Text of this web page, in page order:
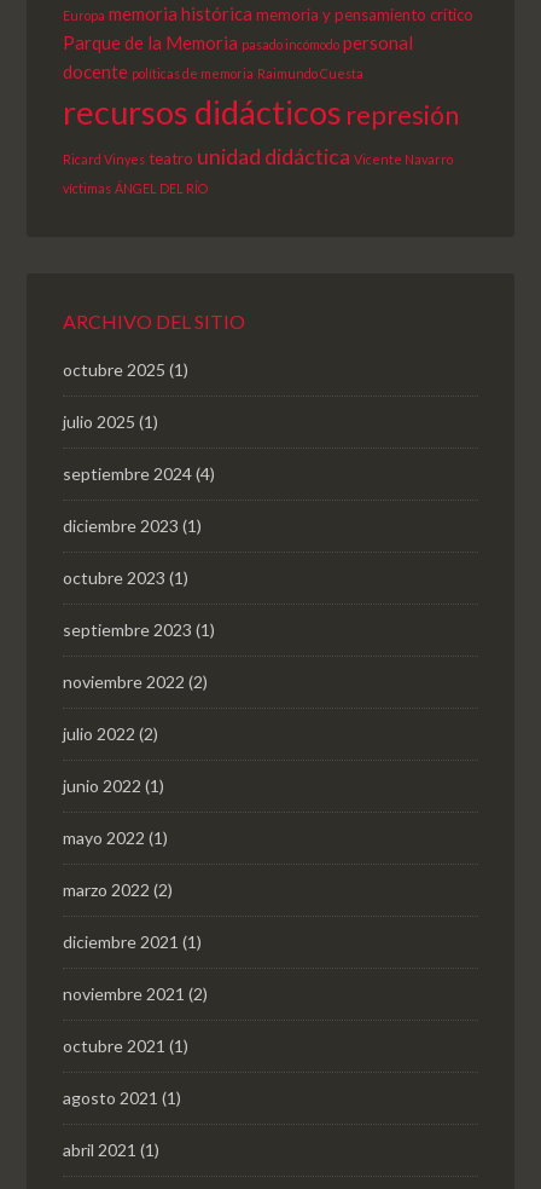
Europa memoria histórica memoria y pensamiento crítico
Parque de la Memoria pasado incómodo personal
docente políticas de memoria Raimundo Cuesta
recursos didácticos represión
Ricard Vinyes teatro unidad didáctica Vicente Navarro
víctimas ÁNGEL DEL RÍO
ARCHIVO DEL SITIO
octubre 2025 (1)
julio 2025 (1)
septiembre 2024(4)
diciembre 2023 (1)
octubre 2023 (1)
septiembre 2023 (1)
noviembre 2022 (2)
julio 2022 (2)
junio 2022 (1)
mayo 2022 (1)
marzo 2022 (2)
diciembre 2021 (1)
noviembre 2021 (2)
octubre 2021 (1)
agosto 2021 (1)
abril 2021 (1)